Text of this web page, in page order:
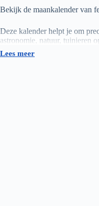
Bekijk de maankalender van
Deze kalender helpt je om
astronomie, natuur, tuinieren
actueel overzicht van de
Lees meer